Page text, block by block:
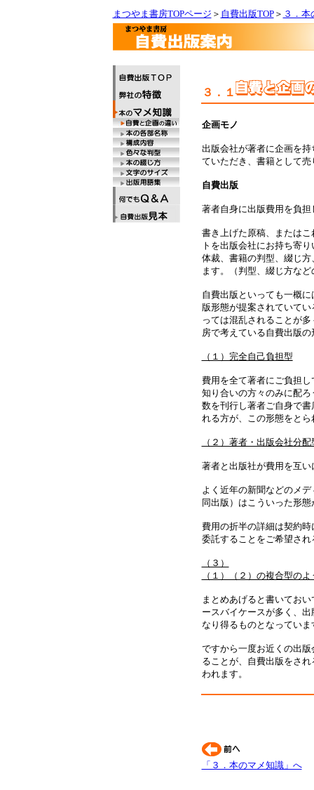
まつやま書房TOPページ ＞ 自費出版TOP＞ ３．本
３．１
企画モノ
出版会社が著者に企画を
ていただき、書籍として
自費出版
著者自身に出版費用を負
書き上げた原稿、または
トを出版会社にお持ち寄
体裁、書籍の判型、綴じ
ます。（判型、綴じ方な
自費出版といっても一概
版形態が提案されていて
っては混乱されることが
房で考えている自費出版
（１）完全自己負担型
費用を全て著者にご負担
知り合いの方々のみに配
数を刊行し著者ご自身で
れる方が、この形態をとら
（２）著者・出版会社分配
著者と出版社が費用を互
よく近年の新聞などのメ
同出版）はこういった形
費用の折半の詳細は契約
委託することをご希望さ
（３）
（１）（２）の複合型の
まとめあげると書いてお
ースバイケースが多く、
なり得るものとなっていま
ですから一度お近くの出
ることが、自費出版をさ
われます。
「３．本のマメ知識」へ